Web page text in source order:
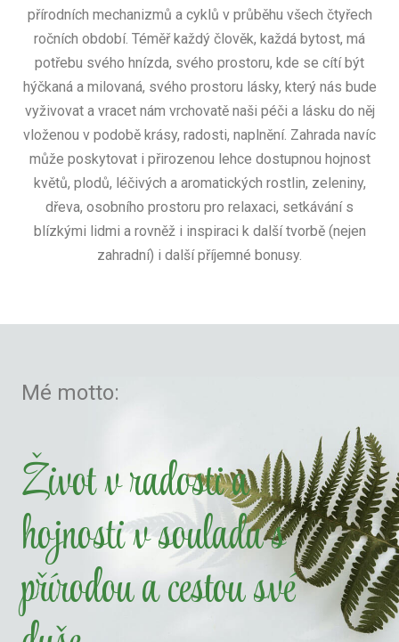
přírodních mechanizmů a cyklů v průběhu všech čtyřech
ročních období. Téměř každý člověk, každá bytost, má
potřebu svého hnízda, svého prostoru, kde se cítí být
hýčkaná a milovaná, svého prostoru lásky, který nás bude
vyživovat a vracet nám vrchovatě naši péči a lásku do něj
vloženou v podobě krásy, radosti, naplnění. Zahrada navíc
může poskytovat i přirozenou lehce dostupnou hojnost
květů, plodů, léčivých a aromatických rostlin, zeleniny,
dřeva, osobního prostoru pro relaxaci, setkávání s
blízkými lidmi a rovněž i inspiraci k další tvorbě (nejen
zahradní) i další příjemné bonusy.
Mé motto:
Život v radosti a
hojnosti v souladu s
přírodou a cestou své